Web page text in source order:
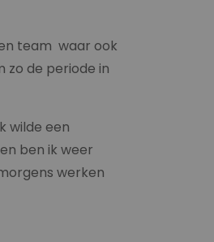
team waar ook
zo de periode in
wilde een
ben ik weer
werken